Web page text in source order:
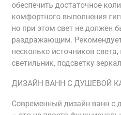
обеспечить достаточное
комфортного выполнения
но при этом свет не должен
раздражающим.
несколько источников
светильник, подсветку
ДИЗАЙН ВАНН С ДУШЕВОЙ
Современный дизайн ванн с